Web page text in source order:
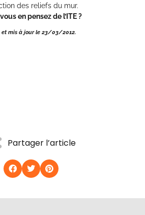
Partager l’article
des reliefs du mur.
en pensez de l’ITE ?
mis à jour le 23/03/2012.